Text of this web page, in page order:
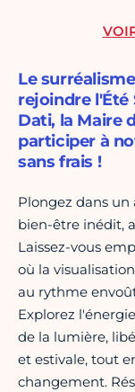
Le
rejoindre l'Été
Dati, la Maire
participer à
sans frais !
Plongez dans
bien-être inédit,
Laissez-vous
où la
au rythme
Explorez
de la lumière,
et estivale, tout
changement.